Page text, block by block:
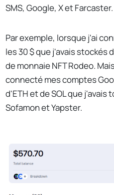
SMS, Google, X et Farcaster.
Par exemple, lorsque j'ai
les 30 $ que j'avais stockés
de monnaie NFT Rodeo.
connecté mes comptes
d'ETH et de SOL que
Sofamon et Yapster.